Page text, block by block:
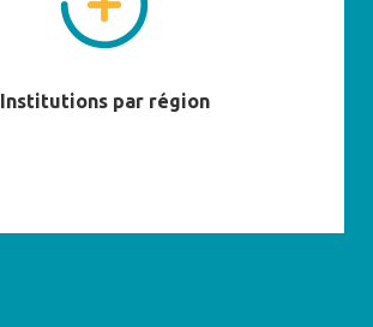
Institutions par région
En savoir plus